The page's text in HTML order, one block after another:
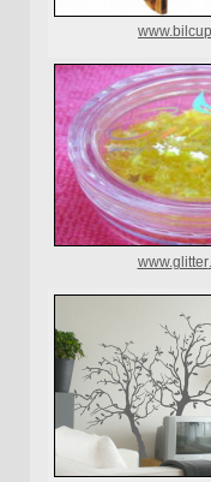
www.glitter